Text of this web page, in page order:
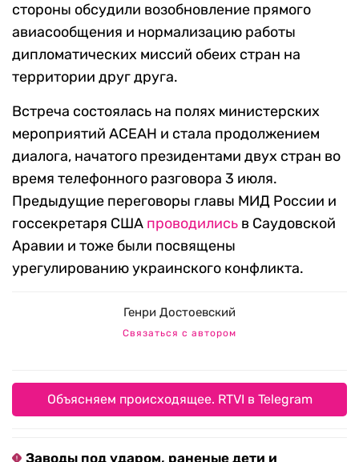
стороны обсудили возобновление прямого
авиасообщения и нормализацию работы
дипломатических миссий обеих стран на
территории друг друга.
Встреча состоялась на полях министерских
мероприятий АСЕАН и стала продолжением
диалога, начатого президентами двух стран во
время телефонного разговора 3 июля.
Предыдущие переговоры главы МИД России и
госсекретаря США проводились в Саудовской
Аравии и тоже были посвящены
урегулированию украинского конфликта.
Генри Достоевский
Связаться с автором
Объясняем происходящее. RTVI в Telegram
Заводы под ударом, раненые дети и